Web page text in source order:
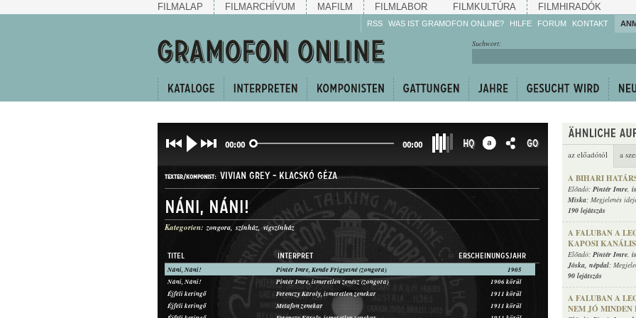
FILMALAP FILMARCHÍVUM MAFILM FILMLABOR FILMKULTÚRA FILMHIRADÓK
RSS WAS IST GRAMOFON ONLINE? HILFE
Machen Sie mit!
weiter!
FORUM KONTAKT
Suchwort:
az előadótól a
A BIHARI
Előadó: Pintér Imre,
Miska; Megjelenés
190 lejátszás
A FALUBAN A
KAPOSI KANÁLIS
Előadó: Pintér Imre,
Jóska, népdal;
90 lejátszás
A FALUBAN A
NEM JÓ MINDEN
00:00 00:00 HQ GO
TEXTER/KOMPONIST: VIVIAN GREY- KLACSKÓ GÉZA
GATTUNG: TWO-STEP
Náni, Náni!
Kategorien: zongora színház vígszínház
TITEL INTERPRET ERSCHEINUNGSJAHR
Náni, Náni! Pintér Imre, Kende Frigyesné (zongora)
1905
Náni, Náni!
Pintér Imre, ismeretlen zenész (zongora)
1906 körül
Éjféli keringő
Ferenczy Károly, ismeretlen zenekar
1911 körül
Éjféli keringő
Metafon zenekar
1911 körül